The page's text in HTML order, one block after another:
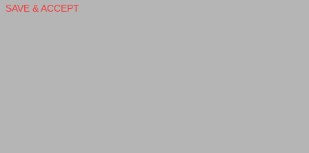
SAVE & ACCEPT